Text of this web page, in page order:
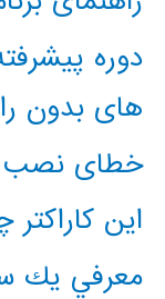
دوره
های بدون
خطای نصب
این کاراکتر
معرفي يك